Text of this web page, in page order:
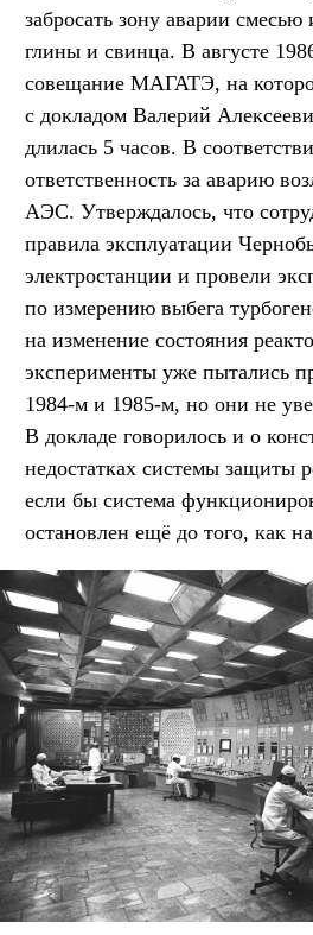
забросать зону аварии смесью
глины и свинца. В августе
совещание МАГАТЭ, на
с докладом Валерий
длилась 5 часов. В
ответственность за аварию
АЭС. Утверждалось, что
правила эксплуатации
электростанции и провели
по измерению выбега
на изменение состояния
эксперименты уже пытались
1984-м и 1985-м, но они не
В докладе говорилось и о
недостатках системы защиты
если бы система
остановлен ещё до того, как